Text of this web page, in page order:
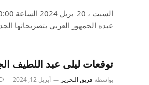
عبده الجمهور العربي بتصريحاتها
توقعات ليلى عبد اللطيف
بواسطة فريق التحرير أبريل 12, 2024